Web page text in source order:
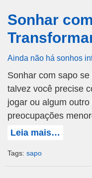
Sonhar
Ainda não há sonhos
Sonhar com sapo
talvez você precise
jogar ou algum
preocupações
Leia mais…
Tags: sapo